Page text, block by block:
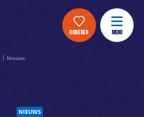
DONEREN MENU
Nieuws
NIEUWS